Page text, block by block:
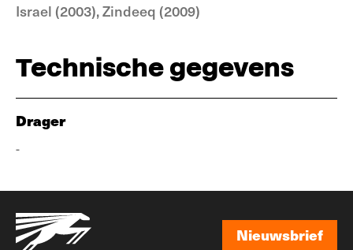
Israel (2003), Zindeeq (2009)
Technische gegevens
Drager
-
Nieuwsbrief